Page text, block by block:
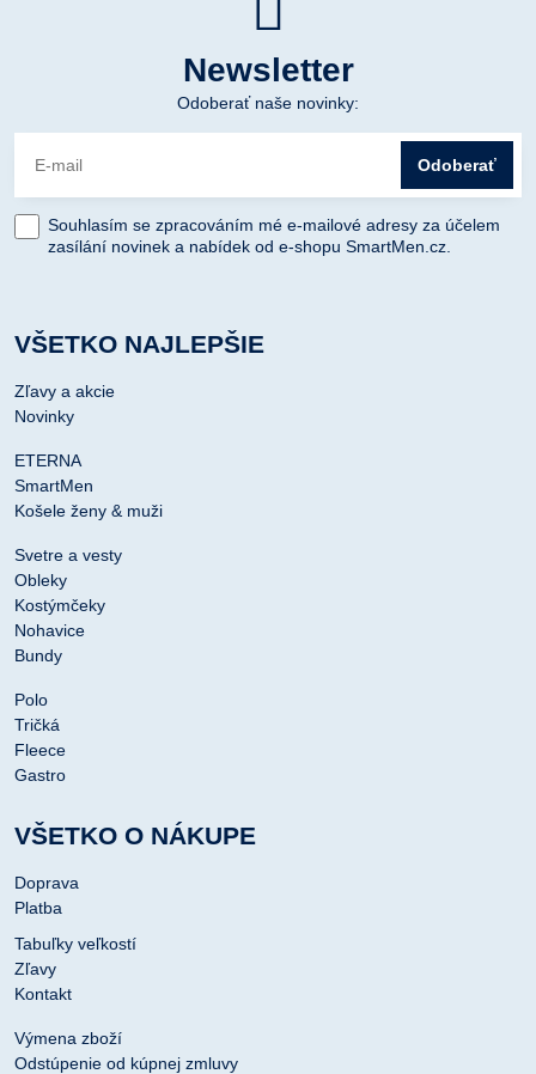
Newsletter
Odoberať naše novinky:
Odoberať
Souhlasím se zpracováním mé e-mailové adresy za účelem
zasílání novinek a nabídek od e-shopu SmartMen.cz.
VŠETKO NAJLEPŠIE
Zľavy a akcie
Novinky
ETERNA
SmartMen
Košele ženy & muži
Svetre a vesty
Obleky
Kostýmčeky
Nohavice
Bundy
Polo
Tričká
Fleece
Gastro
VŠETKO O NÁKUPE
Doprava
Platba
Tabuľky veľkostí
Zľavy
Kontakt
Výmena zboží
Odstúpenie od kúpnej zmluvy